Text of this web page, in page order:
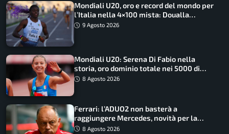
Mondiali U20, oro e record del mondo per
l’Italia nella 4×100 mista: Doualla
straordinaria
9 Agosto 2026
Mondiali U20: Serena Di Fabio nella
storia, oro dominio totale nei 5000 di
marcia
8 Agosto 2026
Ferrari: l’ADUO2 non basterà a
raggiungere Mercedes, novità per la
Macarena
8 Agosto 2026